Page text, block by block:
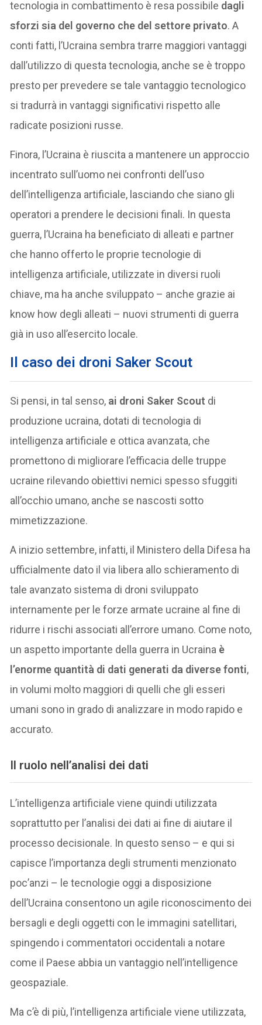
tecnologia in combattimento è resa possibile dagli
sforzi sia del governo che del settore privato. A
conti fatti, l’Ucraina sembra trarre maggiori vantaggi
dall’utilizzo di questa tecnologia, anche se è troppo
presto per prevedere se tale vantaggio tecnologico
si tradurrà in vantaggi significativi rispetto alle
radicate posizioni russe.
Finora, l’Ucraina è riuscita a mantenere un approccio
incentrato sull’uomo nei confronti dell’uso
dell’intelligenza artificiale, lasciando che siano gli
operatori a prendere le decisioni finali. In questa
guerra, l’Ucraina ha beneficiato di alleati e partner
che hanno offerto le proprie tecnologie di
intelligenza artificiale, utilizzate in diversi ruoli
chiave, ma ha anche sviluppato – anche grazie ai
know how degli alleati – nuovi strumenti di guerra
già in uso all’esercito locale.
Il caso dei droni Saker Scout
Si pensi, in tal senso, ai droni Saker Scout di
produzione ucraina, dotati di tecnologia di
intelligenza artificiale e ottica avanzata, che
promettono di migliorare l’efficacia delle truppe
ucraine rilevando obiettivi nemici spesso sfuggiti
all’occhio umano, anche se nascosti sotto
mimetizzazione.
A inizio settembre, infatti, il Ministero della Difesa ha
ufficialmente dato il via libera allo schieramento di
tale avanzato sistema di droni sviluppato
internamente per le forze armate ucraine al fine di
ridurre i rischi associati all’errore umano. Come noto,
un aspetto importante della guerra in Ucraina è
l’enorme quantità di dati generati da diverse fonti,
in volumi molto maggiori di quelli che gli esseri
umani sono in grado di analizzare in modo rapido e
accurato.
Il ruolo nell’analisi dei dati
L’intelligenza artificiale viene quindi utilizzata
soprattutto per l’analisi dei dati ai fine di aiutare il
processo decisionale. In questo senso – e qui si
capisce l’importanza degli strumenti menzionato
poc’anzi – le tecnologie oggi a disposizione
dell’Ucraina consentono un agile riconoscimento dei
bersagli e degli oggetti con le immagini satellitari,
spingendo i commentatori occidentali a notare
come il Paese abbia un vantaggio nell’intelligence
geospaziale.
Ma c’è di più, l’intelligenza artificiale viene utilizzata,